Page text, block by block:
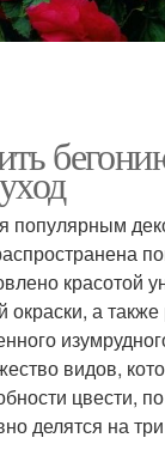
популярным
красотой
окраски, а
видов,
цвести,
делятся на